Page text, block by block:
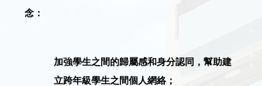
念：
加強學生之間的歸屬感和身分認同，幫助建
立跨年級學生之間個人網絡；